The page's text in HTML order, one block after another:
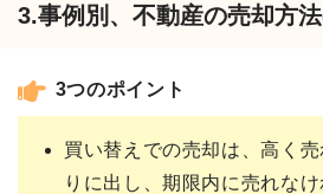
3.事例別、不動産の売却方
3つのポイント
買い替えでの売却は、高く
りに出し、期限内に売れな